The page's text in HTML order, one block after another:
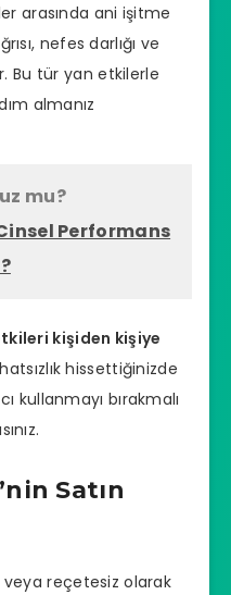
arasında ani işitme
nefes darlığı ve
Bu tür yan etkilerle
almanız
mu?
Performans
kişiden kişiye
hissettiğinizde
kullanmayı bırakmalı
Satın
reçetesiz olarak